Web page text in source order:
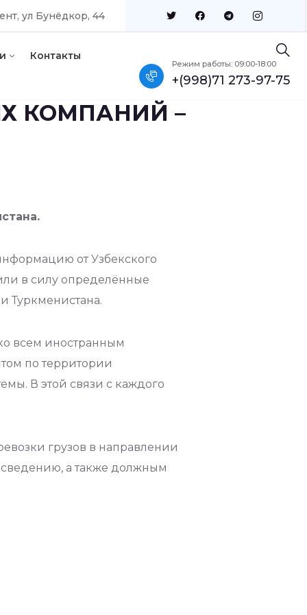
ул Бунёдкор, 44
Контакты
Режим работы: 09:00-18:00
+(998)71 273-97-75
КОМПАНИЙ –
от Узбекского
в силу определённые
Туркменистана.
всем иностранным
по территории
В этой связи с каждого
грузов в направлении
а также должным